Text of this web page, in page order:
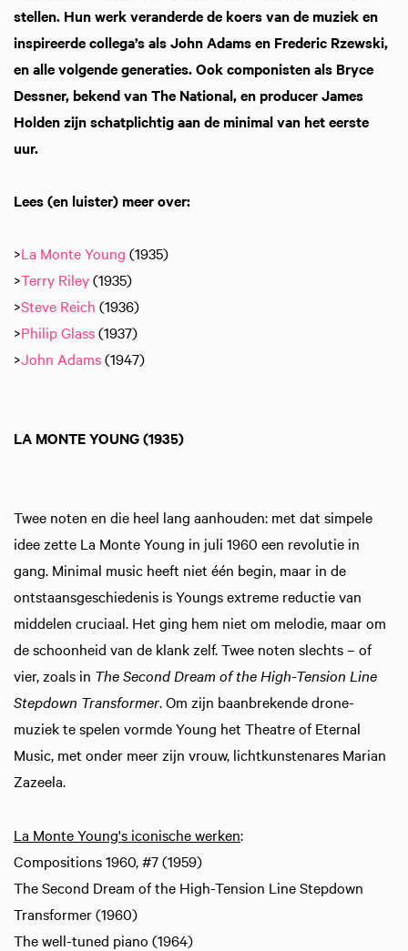
stellen. Hun werk veranderde de koers van de muziek en
inspireerde collega’s als John Adams en Frederic Rzewski,
en alle volgende generaties. Ook componisten als Bryce
Dessner, bekend van The National, en producer James
Holden zijn schatplichtig aan de minimal van het eerste
uur.
Lees (en luister) meer over:
>La Monte Young (1935)
>Terry Riley(1935)
>Steve Reich (1936)
>Philip Glass(1937)
>John Adams(1947)
LA MONTE YOUNG (1935)
Twee noten en die heel lang aanhouden: met dat simpele
idee zette La Monte Young in juli 1960 een revolutie in
gang. Minimal music heeft niet één begin, maar in de
ontstaansgeschiedenis is Youngs extreme reductie van
middelen cruciaal. Het ging hem niet om melodie, maar om
de schoonheid van de klank zelf. Twee noten slechts – of
vier, zoals in The Second Dream of the High-Tension Line
Stepdown Transformer. Om zijn baanbrekende drone-
muziek te spelen vormde Young het Theatre of Eternal
Music, met onder meer zijn vrouw, lichtkunstenares Marian
Zazeela.
La Monte Young's iconische werken:
Compositions 1960, #7 (1959)
The Second Dream of the High-Tension Line Stepdown
Transformer (1960)
The well-tuned piano (1964)